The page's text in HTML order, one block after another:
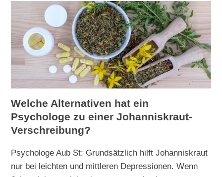
Welche Alternativen hat ein
Psychologe zu einer Johanniskraut-
Verschreibung?
Psychologe Aub St: Grundsätzlich hilft Johanniskraut
nur bei leichten und mittleren Depressionen. Wenn